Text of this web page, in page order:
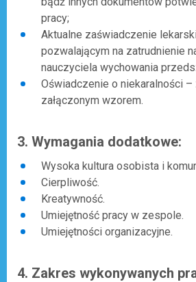
pracy;
Aktualne zaświadczenie
pozwalającym na zatrudnienie
nauczyciela wychowania
Oświadczenie o niekaralności –
załączonym wzorem.
3. Wymagania dodatkowe:
Wysoka kultura osobista i
Cierpliwość.
Kreatywność.
Umiejętność pracy w zespole.
Umiejętności organizacyjne.
4. Zakres wykonywanych